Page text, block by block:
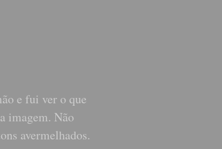
e fui ver o que
imagem. Não
avermelhados.